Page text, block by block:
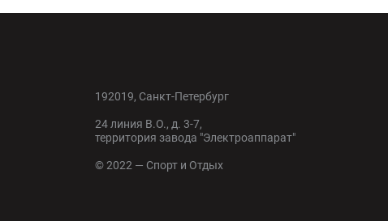
192019, Санкт-Петербург
24 линия В.О., д. 3-7,
территория завода "Электроаппарат"
© 2022 — Спорт и Отдых